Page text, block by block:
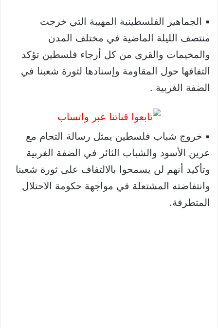
▪️ الجماهير الفلسطينية المهيبة التي خرجت
منتصف الليلة الماضية في مختلف المدن
والمخيمات والقرى من كل أرجاء فلسطين تؤكد
التفافها حول المقاومة وإسنادها لثورة شعبنا في
الضفة الغربية .
▪️ خروج شباب فلسطين يمثل رسالة التحام مع
عرين الأسود والشباب الثائر في الضفة الغربية
وتأكيد أنهم لن يسمحوا بالالتفاف على ثورة شعبنا
وانتفاضته المشتعلة في مواجهة حكومة الاحتلال
المتطرفة.